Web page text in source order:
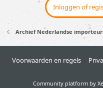
Inloggen of
Archief Nederlandse
Voorwaarden en regels
Community platform by